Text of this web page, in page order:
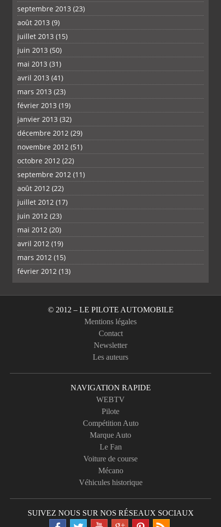
septembre 2013 (23)
août 2013 (9)
juillet 2013 (15)
juin 2013 (50)
mai 2013 (31)
avril 2013 (41)
mars 2013 (23)
février 2013 (19)
janvier 2013 (32)
décembre 2012 (29)
novembre 2012 (51)
octobre 2012 (22)
septembre 2012 (11)
août 2012 (22)
juillet 2012 (17)
juin 2012 (23)
mai 2012 (20)
avril 2012 (19)
mars 2012 (15)
février 2012 (13)
© 2012 – LE PILOTE AUTOMOBILE
Mentions légales
Contact
Newsletter
Les auteurs
NAVIGATION RAPIDE
WEBTV
Pilote
Compétition Auto
Marque Auto
Le Fan
Voiture de course
Mécano
Véhicules historique
SUIVEZ NOUS SUR NOS RÉSEAUX SOCIAUX